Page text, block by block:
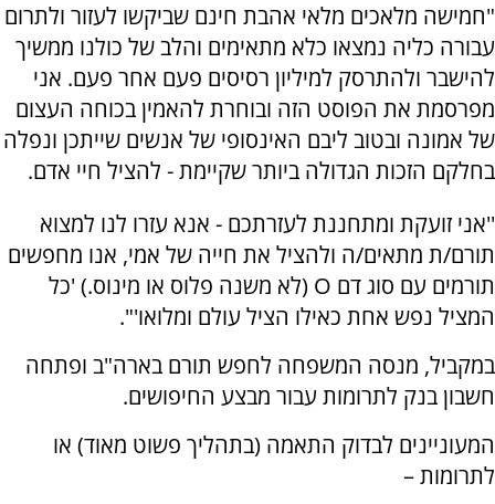
"חמישה מלאכים מלאי אהבת חינם שביקשו לעזור ולתרום
עבורה כליה נמצאו כלא מתאימים והלב של כולנו ממשיך
להישבר ולהתרסק למיליון רסיסים פעם אחר פעם. אני
מפרסמת את הפוסט הזה ובוחרת להאמין בכוחה העצום
של אמונה ובטוב ליבם האינסופי של אנשים שייתכן ונפלה
בחלקם הזכות הגדולה ביותר שקיימת - להציל חיי אדם.
''אני זועקת ומתחננת לעזרתכם - אנא עזרו לנו למצוא
תורם/ת מתאים/ה ולהציל את חייה של אמי, אנו מחפשים
תורמים עם סוג דם O (לא משנה פלוס או מינוס.) 'כל
המציל נפש אחת כאילו הציל עולם ומלואו'".
במקביל, מנסה המשפחה לחפש תורם בארה"ב ופתחה
חשבון בנק לתרומות עבור מבצע החיפושים.
המעוניינים לבדוק התאמה (בתהליך פשוט מאוד) או
לתרומות –